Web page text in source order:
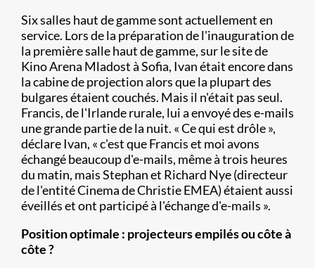
Six salles haut de gamme sont actuellement en
service. Lors de la préparation de l'inauguration de
la première salle haut de gamme, sur le site de
Kino Arena Mladost à Sofia, Ivan était encore dans
la cabine de projection alors que la plupart des
bulgares étaient couchés. Mais il n'était pas seul.
Francis, de l'Irlande rurale, lui a envoyé des e-mails
une grande partie de la nuit. « Ce qui est drôle »,
déclare Ivan, « c'est que Francis et moi avons
échangé beaucoup d'e-mails, même à trois heures
du matin, mais Stephan et Richard Nye (directeur
de l'entité Cinema de Christie EMEA) étaient aussi
éveillés et ont participé à l'échange d'e-mails ».
Position optimale : projecteurs empilés ou côte à
côte ?